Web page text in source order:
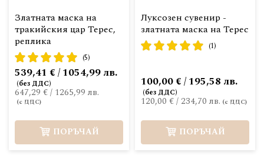
Златната маска на
тракийския цар Терес,
реплика
рейтинг:
100%
(5)
647,29 €/ 1265,99 лв.
539,41 € / 1054,99 лв.
ПОРЪЧАЙ
Луксозен сувенир -
златната маска на Терес
рейтинг:
(1)
120,00 €/234,70 лв.
100,00 € / 195,58 лв.
ПОРЪЧАЙ